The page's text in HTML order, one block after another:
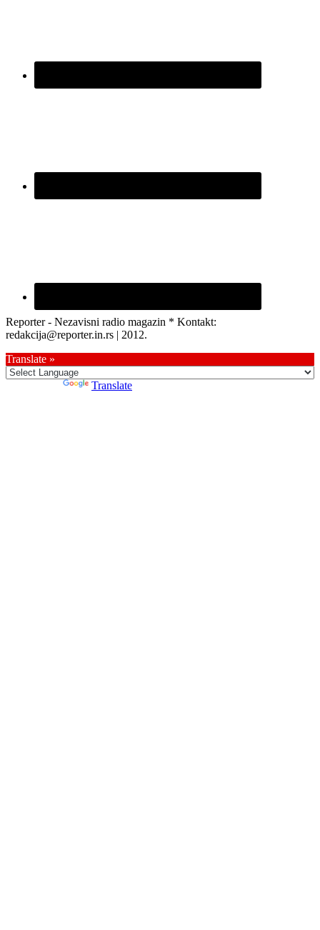
Reporter - Nezavisni radio magazin * Kontakt:
redakcija@reporter.in.rs | 2012.
Translate »
Translate